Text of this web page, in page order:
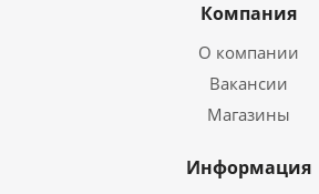
Компания
О компании
Вакансии
Магазины
Информация